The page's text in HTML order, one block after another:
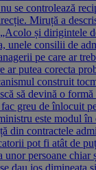
se controlează
Miruță a
și dirigintele
unele consilii de
pe care ar
ar putea corecta
construit
să devină o formă
greu de înlocuit
este modul în
din contractele
pot fi atât de
unor persoane chiar
dau jos dimineața